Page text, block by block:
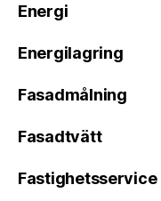
Energi
Energilagring
Fasadmålning
Fasadtvätt
Fastighetsservice